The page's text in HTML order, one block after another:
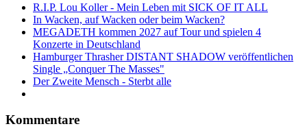
R.I.P. Lou Koller - Mein Leben mit SICK OF IT ALL
In Wacken, auf Wacken oder beim Wacken?
MEGADETH kommen 2027 auf Tour und spielen 4
Konzerte in Deutschland
Hamburger Thrasher DISTANT SHADOW veröffentlichen
Single „Conquer The Masses"
Der Zweite Mensch - Sterbt alle
Kommentare